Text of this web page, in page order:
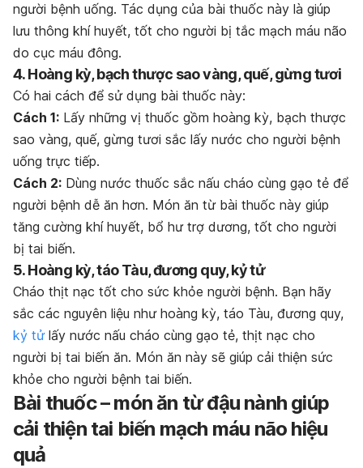
người bệnh uống. Tác dụng của bài thuốc này là giúp
lưu thông khí huyết, tốt cho người bị tắc mạch máu não
do cục máu đông.
4. Hoàng kỳ, bạch thược sao vàng, quế, gừng tươi
Có hai cách để sử dụng bài thuốc này:
Cách 1: Lấy những vị thuốc gồm hoàng kỳ, bạch thược
sao vàng, quế, gừng tươi sắc lấy nước cho người bệnh
uống trực tiếp.
Cách 2: Dùng nước thuốc sắc nấu cháo cùng gạo tẻ để
người bệnh dễ ăn hơn. Món ăn từ bài thuốc này giúp
tăng cường khí huyết, bổ hư trợ dương, tốt cho người
bị tai biến.
5. Hoàng kỳ, táo Tàu, đương quy, kỷ tử
Cháo thịt nạc tốt cho sức khỏe người bệnh. Bạn hãy
sắc các nguyên liệu như hoàng kỳ, táo Tàu, đương quy,
kỷ tửlấy nước nấu cháo cùng gạo tẻ, thịt nạc cho
người bị tai biến ăn. Món ăn này sẽ giúp cải thiện sức
khỏe cho người bệnh tai biến.
Bài thuốc – món ăn từ đậu nành giúp
cải thiện tai biến mạch máu não hiệu
quả